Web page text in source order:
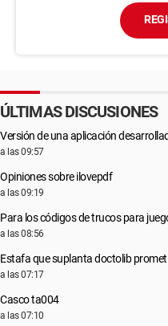
ÚLTIMAS DISCUSIONES
Versión de una aplicación
a las 09:57
Opiniones sobre ilovepdf
a las 09:19
Para los códigos de trucos para
a las 08:56
Estafa que suplanta doctolib
a las 07:17
Casco ta004
a las 07:10